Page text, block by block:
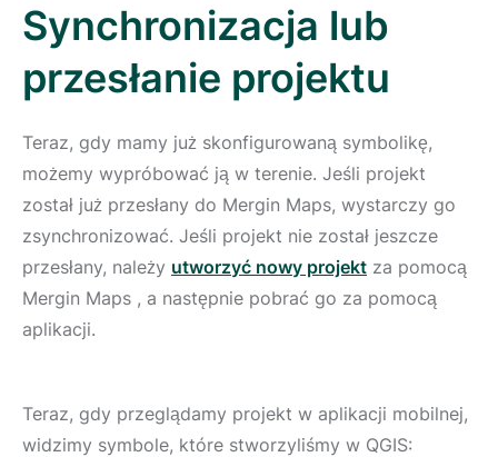
Synchronizacja lub
przesłanie projektu
Teraz, gdy mamy już skonfigurowaną symbolikę,
możemy wypróbować ją w terenie. Jeśli projekt
został już przesłany do Mergin Maps, wystarczy go
zsynchronizować. Jeśli projekt nie został jeszcze
przesłany, należy utworzyć nowy projekt za pomocą
Mergin Maps , a następnie pobrać go za pomocą
aplikacji.
Teraz, gdy przeglądamy projekt w aplikacji mobilnej,
widzimy symbole, które stworzyliśmy w QGIS: